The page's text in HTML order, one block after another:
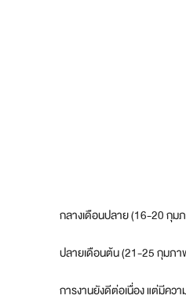
กลางเดือนปลาย (16-20 กุม
ปลายเดือนต้น (21-25 กุมภ
การงานยังดีต่อเนื่อง แต่มีคว